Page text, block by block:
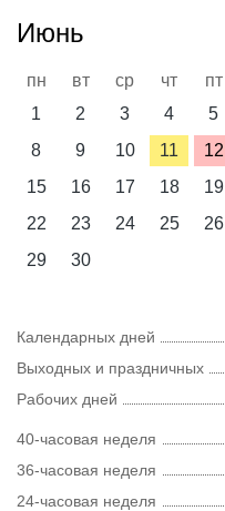
Июнь
пн вт ср чт пт
1
2 3 4 5
8
9 10 11 12
15
16 17 18 19
22
23 24 25 26
29
30
Календарных дней
Выходных и праздничных
Рабочих дней
40-часовая неделя
36-часовая неделя
24-часовая неделя